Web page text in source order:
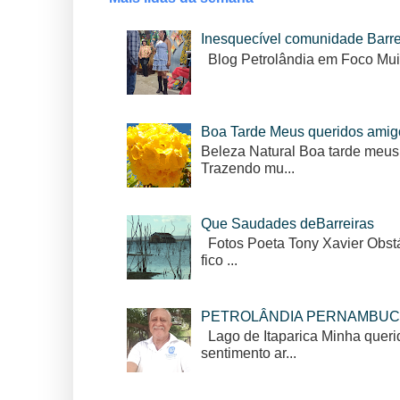
Inesquecível comunidade
Blog Petrolândia em Foco
Boa Tarde Meus queridos
Beleza Natural Boa tarde
Trazendo mu...
Que Saudades deBarreiras
Fotos Poeta Tony Xavier
fico ...
PETROLÂNDIA
Lago de Itaparica Minha
sentimento ar...